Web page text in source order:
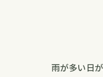
雨が多い日